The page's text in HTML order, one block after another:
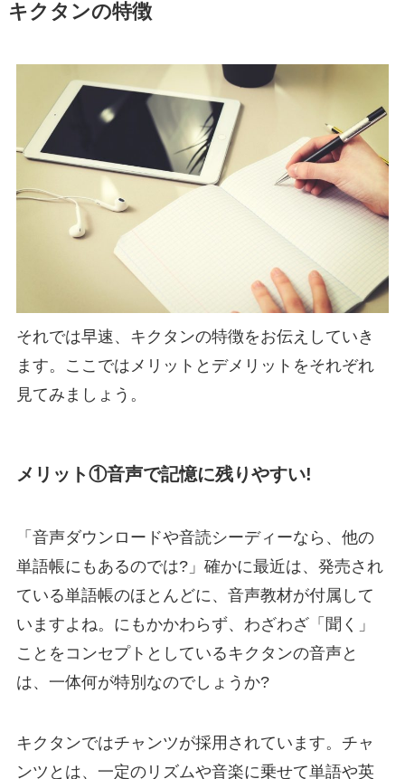
キクタンの特徴
それでは早速、キクタンの特徴をお伝えしていき
ます。ここではメリットとデメリットをそれぞれ
見てみましょう。
メリット①音声で記憶に残りやすい!
「音声ダウンロードや音読シーディーなら、他の
単語帳にもあるのでは?」確かに最近は、発売され
ている単語帳のほとんどに、音声教材が付属して
いますよね。にもかかわらず、わざわざ「聞く」
ことをコンセプトとしているキクタンの音声と
は、一体何が特別なのでしょうか?
キクタンではチャンツが採用されています。チャ
ンツとは、 一定のリズムや音楽に乗せて単語や英